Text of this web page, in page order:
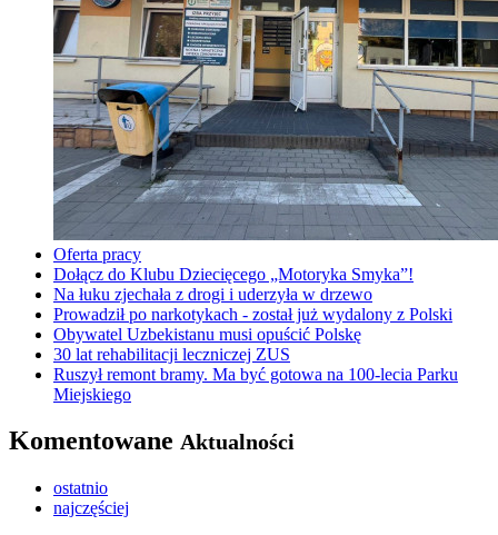
Oferta pracy
Dołącz do Klubu Dziecięcego „Motoryka Smyka”!
Na łuku zjechała z drogi i uderzyła w drzewo
Prowadził po narkotykach - został już wydalony z Polski
Obywatel Uzbekistanu musi opuścić Polskę
30 lat rehabilitacji leczniczej ZUS
Ruszył remont bramy. Ma być gotowa na 100-lecia Parku
Miejskiego
Komentowane Aktualności
ostatnio
najczęściej